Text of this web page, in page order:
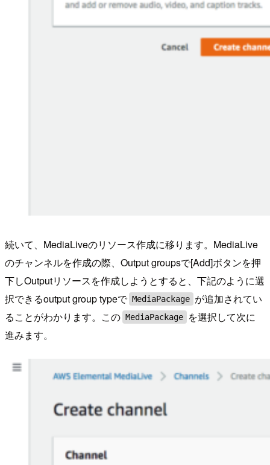
続いて、MediaLiveのリソース作成に移ります。MediaLive
のチャンネルを作成の際、Output groupsで[Add]ボタンを押
下しOutputリソースを作成しようとすると、下記のように選
択できるoutput group typeで MediaPackage が追加されてい
ることがわかります。この MediaPackage
を選択して次に
進みます。